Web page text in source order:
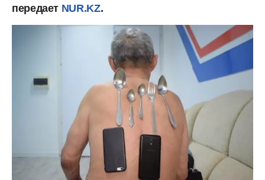
передает NUR.KZ.